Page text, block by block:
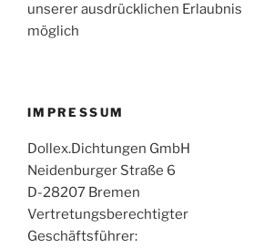
unserer ausdrücklichen Erlaubnis
möglich
IMPRESSUM
Dollex.Dichtungen GmbH
Neidenburger Straße 6
D-28207 Bremen
Vertretungsberechtigter
Geschäftsführer: